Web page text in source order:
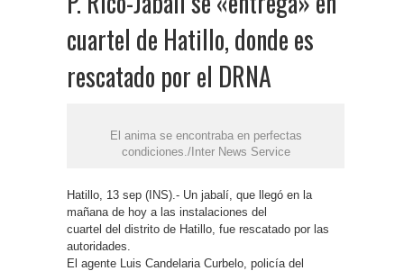
cuartel de Hatillo, donde es
rescatado por el DRNA
El anima se encontraba en perfectas
condiciones./Inter News Service
Hatillo, 13 sep (INS).- Un jabalí, que llegó en la
mañana de hoy a las instalaciones del
cuartel del distrito de Hatillo, fue rescatado por las
autoridades.
El agente Luis Candelaria Curbelo, policía del